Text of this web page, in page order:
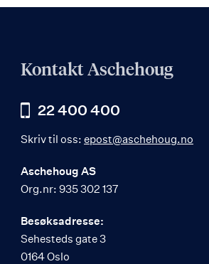
Kontakt Aschehoug
22 400 400
Skriv til oss: epost@aschehoug.no
Aschehoug AS
Org.nr: 935 302 137
Besøksadresse:
Sehesteds gate 3
0164 Oslo